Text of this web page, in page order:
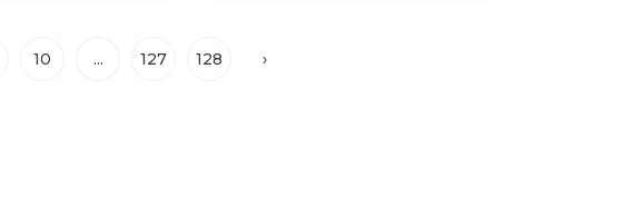
10 ... 127 128 ›